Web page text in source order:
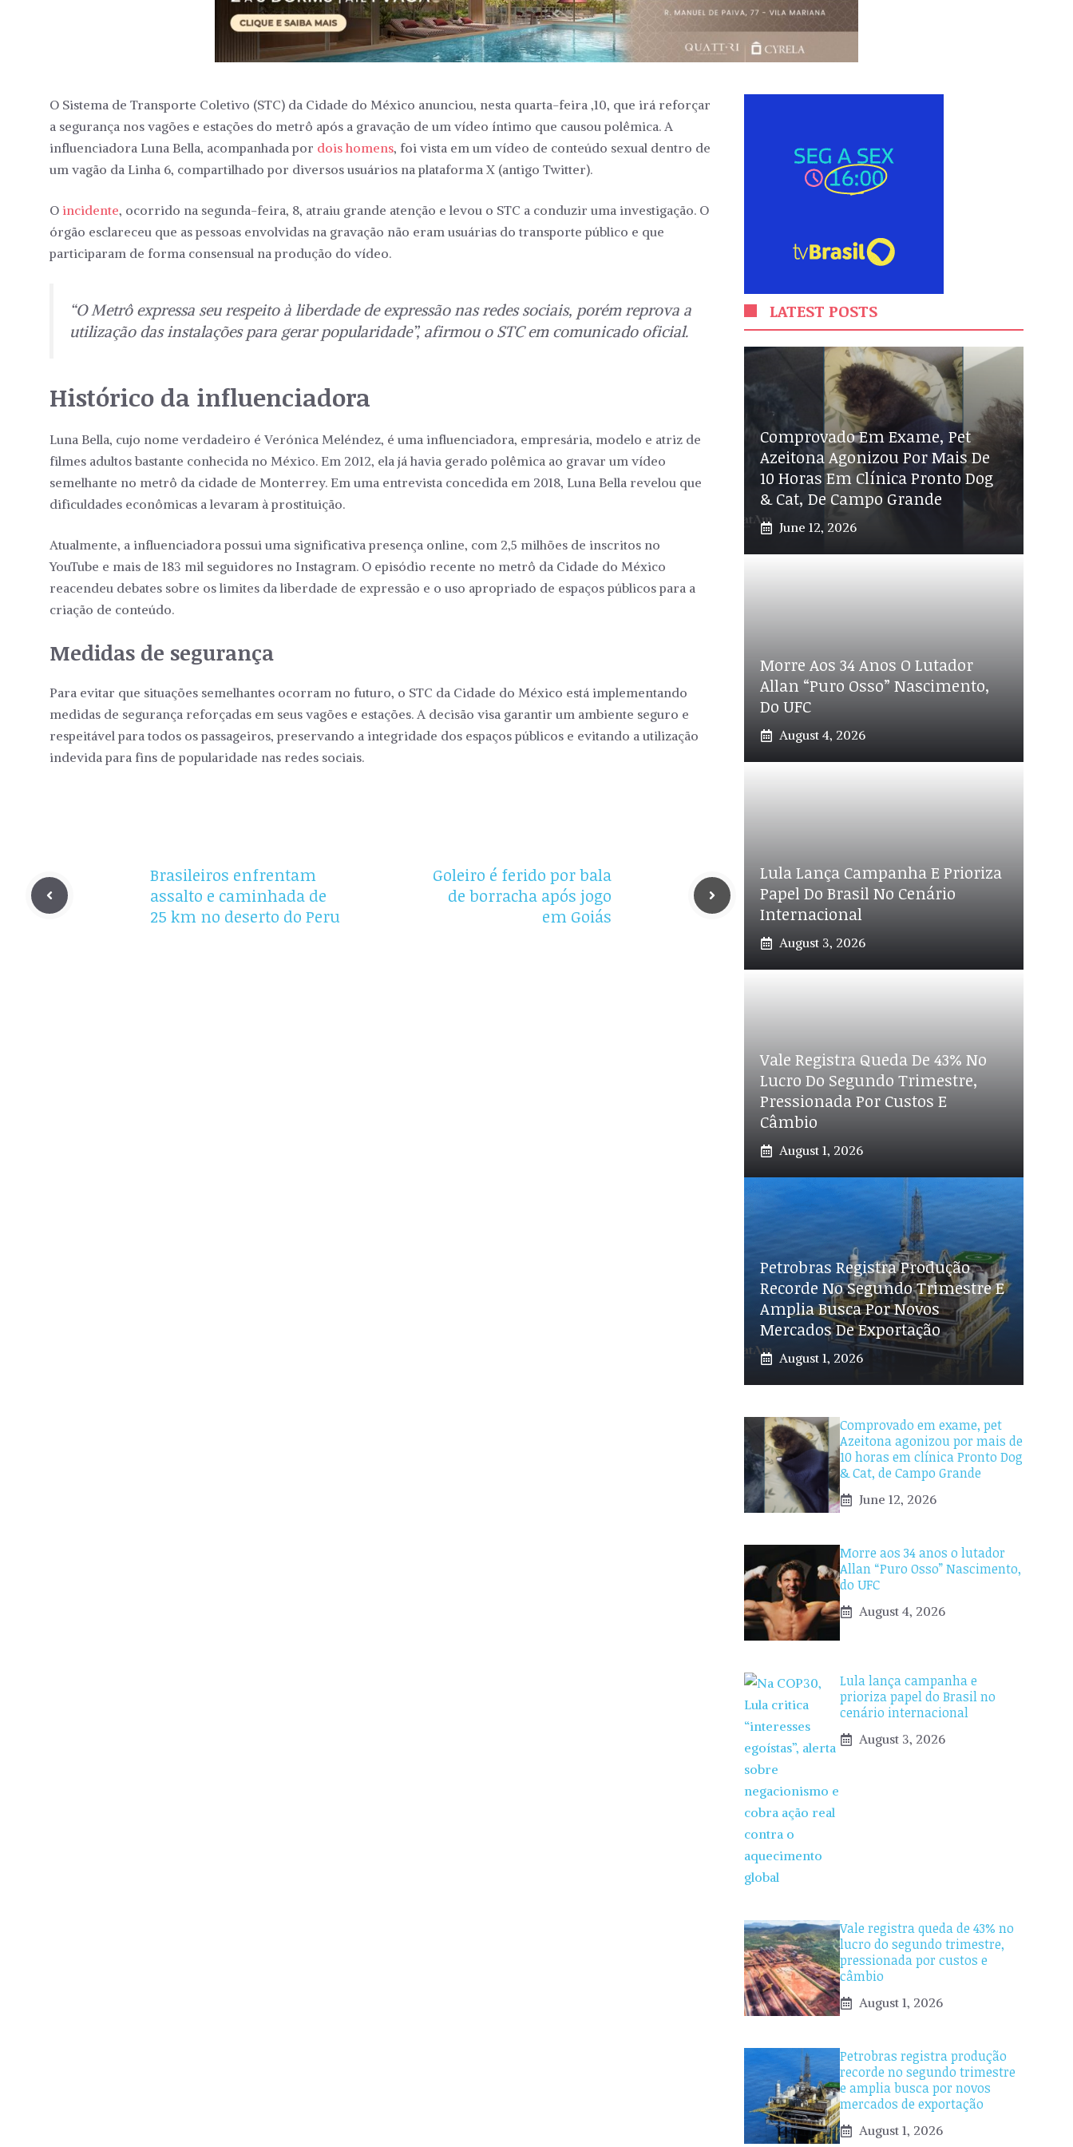
O Sistema de Transporte Coletivo (STC) da Cidade do México anunciou, nesta quarta-feira ,10, que irá reforçar
a segurança nos vagões e estações do metrô após a gravação de um vídeo íntimo que causou polêmica. A
influenciadora Luna Bella, acompanhada por dois homens, foi vista em um vídeo de conteúdo sexual dentro de
um vagão da Linha 6, compartilhado por diversos usuários na plataforma X (antigo Twitter).
O incidente, ocorrido na segunda-feira, 8, atraiu grande atenção e levou o STC a conduzir uma investigação. O
órgão esclareceu que as pessoas envolvidas na gravação não eram usuárias do transporte público e que
participaram de forma consensual na produção do vídeo.
“O Metrô expressa seu respeito à liberdade de expressão nas redes sociais, porém reprova a
utilização das instalações para gerar popularidade”, afirmou o STC em comunicado oficial.
Histórico da influenciadora
Luna Bella, cujo nome verdadeiro é Verónica Meléndez, é uma influenciadora, empresária, modelo e atriz de
filmes adultos bastante conhecida no México. Em 2012, ela já havia gerado polêmica ao gravar um vídeo
semelhante no metrô da cidade de Monterrey. Em uma entrevista concedida em 2018, Luna Bella revelou que
dificuldades econômicas a levaram à prostituição.
Atualmente, a influenciadora possui uma significativa presença online, com 2,5 milhões de inscritos no
YouTube e mais de 183 mil seguidores no Instagram. O episódio recente no metrô da Cidade do México
reacendeu debates sobre os limites da liberdade de expressão e o uso apropriado de espaços públicos para a
criação de conteúdo.
Medidas de segurança
Para evitar que situações semelhantes ocorram no futuro, o STC da Cidade do México está implementando
medidas de segurança reforçadas em seus vagões e estações. A decisão visa garantir um ambiente seguro e
respeitável para todos os passageiros, preservando a integridade dos espaços públicos e evitando a utilização
indevida para fins de popularidade nas redes sociais.
Brasileiros enfrentam
assalto e caminhada de
25 km no deserto do Peru
Goleiro é ferido por bala
de borracha após jogo
em Goiás
LATEST POSTS
Comprovado Em Exame, Pet
Azeitona Agonizou Por Mais De
10 Horas Em Clínica Pronto Dog
& Cat, De Campo Grande
June 12, 2026
Morre Aos 34 Anos O Lutador
Allan “Puro Osso” Nascimento,
Do UFC
August 4, 2026
Lula Lança Campanha E Prioriza
Papel Do Brasil No Cenário
Internacional
August 3, 2026
Vale Registra Queda De 43% No
Lucro Do Segundo Trimestre,
Pressionada Por Custos E
Câmbio
August 1, 2026
Petrobras Registra Produção
Recorde No Segundo Trimestre E
Amplia Busca Por Novos
Mercados De Exportação
August 1, 2026
Comprovado em exame, pet
Azeitona agonizou por mais de
10 horas em clínica Pronto Dog
& Cat, de Campo Grande
June 12, 2026
Morre aos 34 anos o lutador
Allan “Puro Osso” Nascimento,
do UFC
August 4, 2026
Lula lança campanha e
prioriza papel do Brasil no
cenário internacional
August 3, 2026
Vale registra queda de 43% no
lucro do segundo trimestre,
pressionada por custos e
câmbio
August 1, 2026
Petrobras registra produção
recorde no segundo trimestre
e amplia busca por novos
mercados de exportação
August 1, 2026